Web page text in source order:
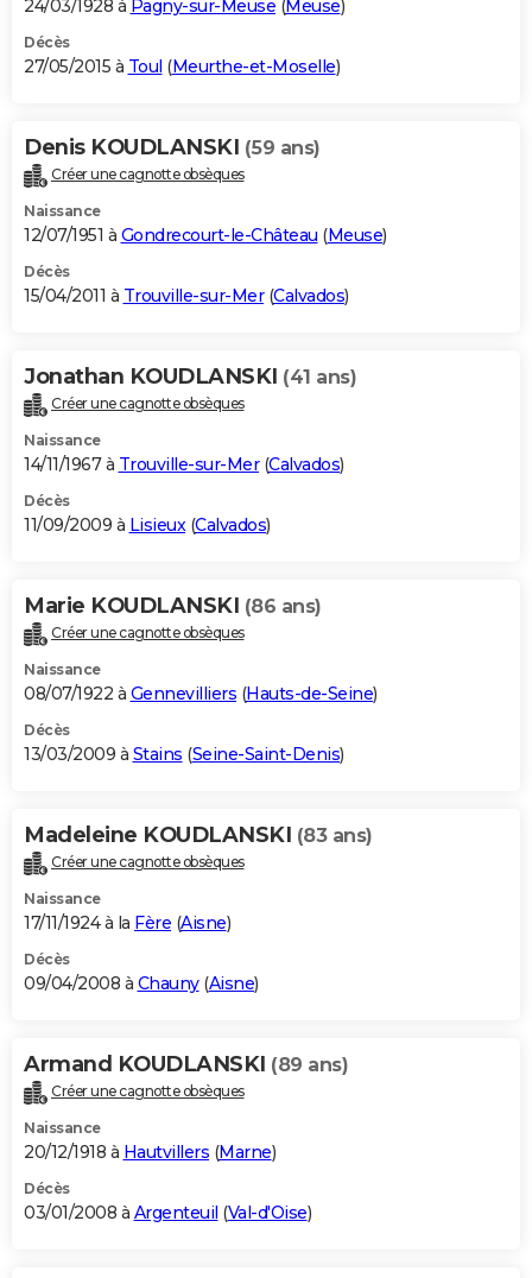
24/03/1928 à Pagny-sur-Meuse (Meuse)
Décès
27/05/2015 à Toul (Meurthe-et-Moselle)
Denis KOUDLANSKI (59 ans)
Créer une cagnotte obsèques
Naissance
12/07/1951 à Gondrecourt-le-Château (Meuse)
Décès
15/04/2011 à Trouville-sur-Mer(Calvados)
Jonathan KOUDLANSKI (41 ans)
Créer une cagnotte obsèques
Naissance
14/11/1967 à Trouville-sur-Mer(Calvados)
Décès
11/09/2009 à Lisieux(Calvados)
Marie KOUDLANSKI (86 ans)
Créer une cagnotte obsèques
Naissance
08/07/1922 à Gennevilliers (Hauts-de-Seine)
Décès
13/03/2009 à Stains (Seine-Saint-Denis)
Madeleine KOUDLANSKI (83 ans)
Créer une cagnotte obsèques
Naissance
17/11/1924 à la Fère (Aisne)
Décès
09/04/2008 à Chauny(Aisne)
Armand KOUDLANSKI (89 ans)
Créer une cagnotte obsèques
Naissance
20/12/1918 à Hautvillers (Marne)
Décès
03/01/2008 à Argenteuil (Val-d'Oise)